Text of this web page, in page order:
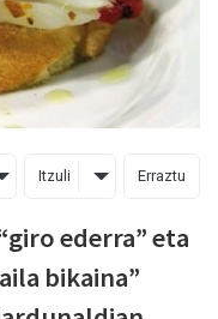
Itzuli Erraztu
ederra” eta
bikaina”